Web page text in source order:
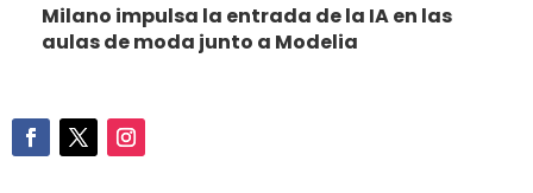
Milano impulsa la entrada de la IA en las
aulas de moda junto a Modelia